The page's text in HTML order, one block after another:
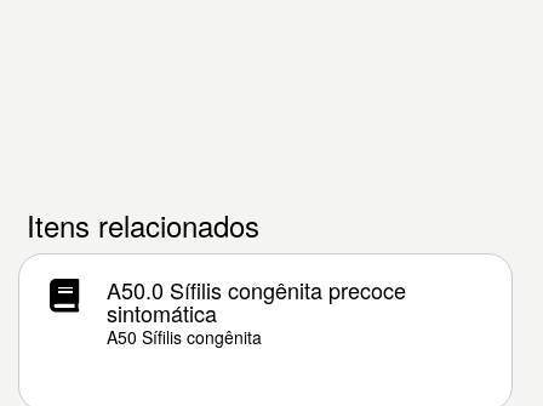
Itens relacionados
A50.0 Sífilis congênita precoce
sintomática
A50 Sífilis congênita